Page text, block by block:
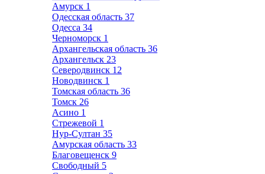
Амурск 1
Одесская область 37
Одесса 34
Черноморск 1
Архангельская область 36
Архангельск 23
Северодвинск 12
Новодвинск 1
Томская область 36
Томск 26
Асино 1
Стрежевой 1
Нур-Султан 35
Амурская область 33
Благовещенск 9
Свободный 5